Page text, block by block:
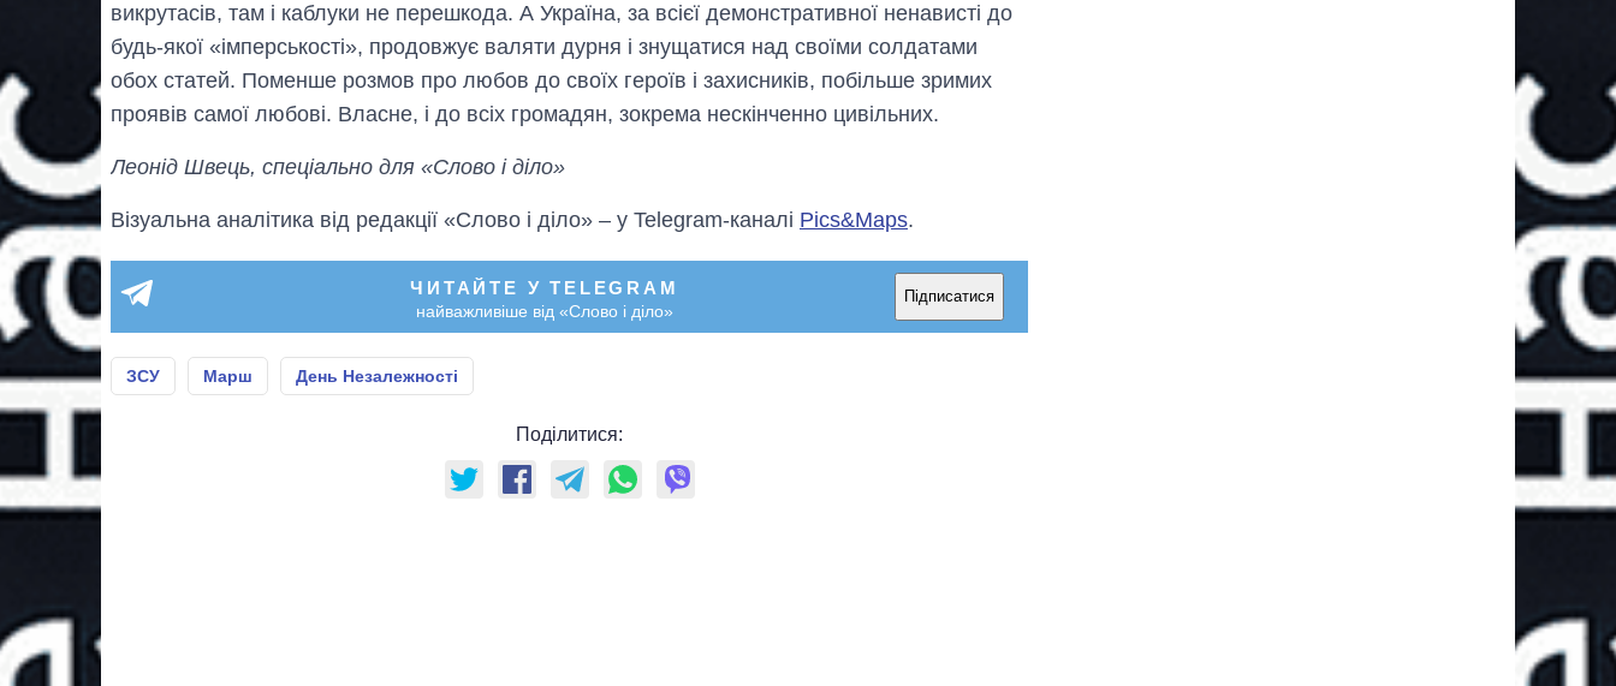
викрутасів, там і каблуки не перешкода. А Україна, за всієї демонстративної ненависті до
будь-якої «імперськості», продовжує валяти дурня і знущатися над своїми солдатами
обох статей. Поменше розмов про любов до своїх героїв і захисників, побільше зримих
проявів самої любові. Власне, і до всіх громадян, зокрема нескінченно цивільних.
Леонід Швець, спеціально для «Слово і діло»
Візуальна аналітика від редакції «Слово і діло» – у Telegram-каналі Pics&Maps.
ЧИТАЙТЕ У TELEGRAM
найважливіше від «Слово і діло»
Підписатися
ЗСУ Марш День Незалежності
Поділитися: